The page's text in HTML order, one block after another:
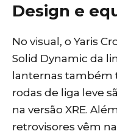
Design e
No visual, o Yaris
Solid Dynamic da
lanternas também
rodas de liga leve
na versão XRE.
retrovisores vêm